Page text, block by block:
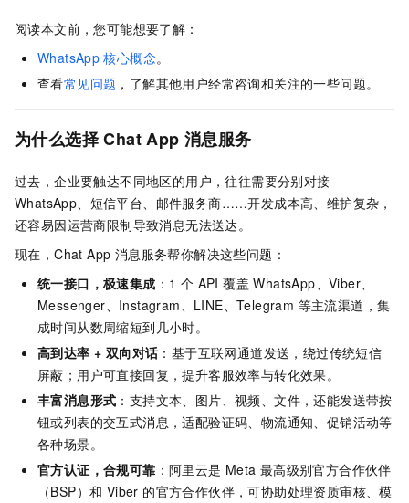
阅读本文前，您可能想要了解：
WhatsApp 核心概念。
查看常见问题 ，了解其他用户经常咨询和关注的一些问题。
为什么选择 Chat App 消息服务
过去，企业要触达不同地区的用户，往往需要分别对接
WhatsApp、短信平台、邮件服务商……开发成本高、维护复杂，
还容易因运营商限制导致消息无法送达。
现在，Chat App 消息服务帮你解决这些问题：
统一接口，极速集成 ：1 个 API 覆盖 WhatsApp、Viber、
Messenger、Instagram、LINE、Telegram 等主流渠道，集
成时间从数周缩短到几小时。
高到达率 + 双向对话：基于互联网通道发送，绕过传统短信
屏蔽；用户可直接回复，提升客服效率与转化效果。
丰富消息形式 ：支持文本、图片、视频、文件，还能发送带按
钮或列表的交互式消息，适配验证码、物流通知、促销活动等
各种场景。
官方认证，合规可靠 ：阿里云是 Meta 最高级别官方合作伙伴
（BSP）和 Viber 的官方合作伙伴，可协助处理资质审核、模